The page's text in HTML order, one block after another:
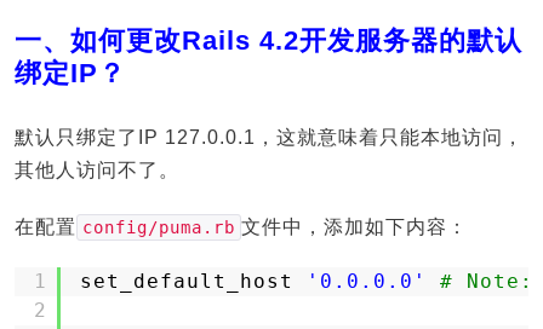
一、如何更改Rails 4.2开发服务器的默认
绑定IP？
默认只绑定了IP 127.0.0.1，这就意味着只能本地访问，
其他人访问不了。
在配置 config/puma.rb 文件中，添加如下内容：
1
2
set_default_host '0.0.0.0' # Note: